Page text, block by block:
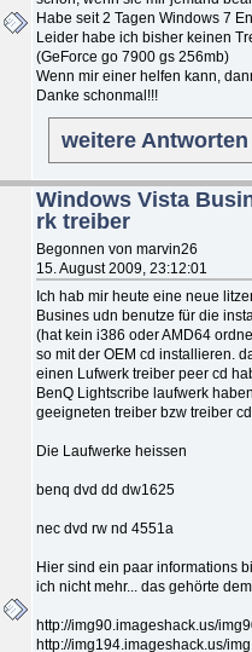
Habe seit 2 Tagen Windows 7
Leider habe ich bisher keinen
(GeForce go 7900 gs 256mb)
Wenn mir einer helfen kann,
Danke schonmal!!!
weitere
Windows Vista
rk treiber
Begonnen von marvin26
15. August 2009, 23:12:01
Ich hab mir heute eine neue
Busines udn benutze für die
(hat kein i386 oder AMD64
so mit der OEM cd installieren.
einen Lufwerk treiber peer cd
BenQ Lightscribe laufwerk
geeigneten treiber bzw treiber
Die Laufwerke heissen
benq dvd dd dw1625
nec dvd rw nd 4551a
Hier sind ein paar informations
ich nicht mehr... das gehörte
http://img90.imageshack.us/
http://img194.imageshack.us/